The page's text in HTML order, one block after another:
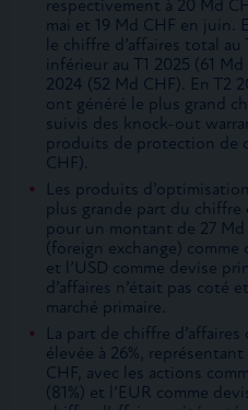
respectivement à 20 Md
mai et 19 Md CHF en juin.
le chiffre d’affaires total
inférieur au T1 2025 (61
2024 (52 Md CHF). En T2
ont généré le plus grand
suivis des knock-out
produits de protection de
CHF).
Les produits
plus grande part du chiffre
pour un montant de 27 Md
(foreign exchange) comme
et l’USD comme devise
d’affaires n’était pas coté
marché primaire.
La part de chiffre
élevée à 26%,
CHF, avec les actions
(81%) et l’EUR comme